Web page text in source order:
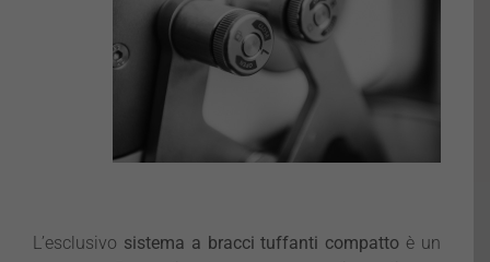
L’esclusivo sistema a bracci tuffanti compatto è un